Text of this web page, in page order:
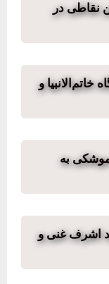
نقاطی در
و
به
اشرف غنی و